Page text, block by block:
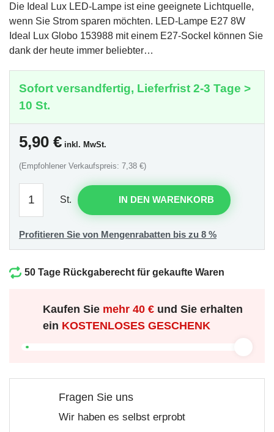
Die Ideal Lux LED-Lampe ist eine geeignete Lichtquelle,
wenn Sie Strom sparen möchten. LED-Lampe E27 8W
Ideal Lux Globo 153988 mit einem E27-Sockel können Sie
dank der heute immer beliebter…
Sofort versandfertig, Lieferfrist 2-3 Tage >
10 St.
5,90 € inkl. MwSt.
(Empfohlener Verkaufspreis: 7,38 €)
St. IN DEN WARENKORB
Profitieren Sie von Mengenrabatten bis zu 8 %
50 Tage Rückgaberecht für gekaufte Waren
Kaufen Sie mehr40 €und Sie erhalten
ein KOSTENLOSES GESCHENK
Fragen Sie uns
Wir haben es selbst erprobt